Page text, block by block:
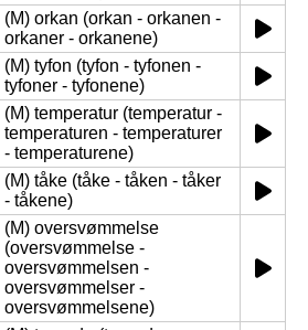
(M) orkan (orkan - orkanen -
orkaner - orkanene)
(M) tyfon (tyfon - tyfonen -
tyfoner - tyfonene)
(M) temperatur (temperatur -
temperaturen - temperaturer
- temperaturene)
(M) tåke (tåke - tåken - tåker
- tåkene)
(M) oversvømmelse
(oversvømmelse -
oversvømmelsen -
oversvømmelser -
oversvømmelsene)